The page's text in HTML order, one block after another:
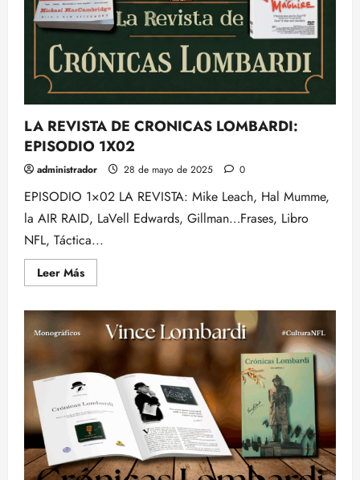
LA REVISTA DE CRONICAS LOMBARDI:
EPISODIO 1X02
administrador 28 de mayo de 2025 0
EPISODIO 1×02 LA REVISTA: Mike Leach, Hal Mumme,
la AIR RAID, LaVell Edwards, Gillman…Frases, Libro
NFL, Táctica...
Leer MásLeer
más
LA
REVISTA
DE
CRONICAS
EPISODIO
1X02